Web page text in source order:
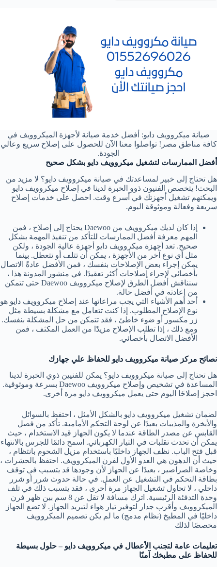
صيانة ميكروويف دايو: أفضل خدمة صيانة لأجهزة الميكروويف في
كافة مناطق مصر! تواصلوا معنا الآن للحصول على إصلاح سريع وعالي
الجودة.
أفضل الممارسات لتشغيل ميكروويف دايو بشكل صحيح
هل تحتاج إلى خبير لمساعدتك في صيانة ميكروويف دايو؟ لا مزيد من
البحث! يتخصص الفنيون ذوو الخبرة لدينا في إصلاح ميكروويف دايو
ويمكنهم تشغيل أجهزتك في أسرع وقت. احصل على خدمات إصلاح
سريعة وفعالة وموثوقة اليوم.
إذا كان لديك ميكروويف من Daewoo يحتاج إلى إصلاح ، فمن
المهم معرفة أفضل الممارسات للتأكد من تنفيذ المهمة بشكل
صحيح. تعد أجهزة ميكروويف دايو أجهزة عالية الجودة ، ولكن
مثل أي نوع آخر من الأجهزة ، يمكن أن تتلف أو تتعطل. بينما
يمكن إجراء بعض الإصلاحات بنفسك ، فمن الأفضل عادةً الاتصال
بأخصائي لإجراء إصلاحات أكثر تعقيدًا. في منشور المدونة هذا ،
سنناقش أفضل الطرق لإصلاح ميكروويف Daewoo حتى تتمكن
من إعادته في أفضل حالة.
أحد أهم الأشياء التي يجب مراعاتها عند إصلاح ميكروويف دايو هو
نوع الإصلاح المطلوب. إذا كنت تتعامل مع مشكلة بسيطة مثل
زر مكسور أو ضوء خاطئ ، فقد تتمكن من حل المشكلة بنفسك.
ومع ذلك ، إذا تطلب الإصلاح مزيدًا من العمل المكثف ، فمن
الأفضل الاتصال بأخصائي.
نصائح مركز صيانة ميكروويف دايو للحفاظ علي جهازك
هل تحتاج إلى صيانة ميكروويف دايو؟ يمكن للفنيين ذوي الخبرة لدينا
المساعدة في تشخيص وإصلاح ميكروويف Daewoo بسرعة وموثوقية.
احجز إصلاحًا اليوم حتى يعمل ميكروويف دايو مرة أخرى.
لضمان تشغيل ميكروويف دايو بالشكل الأمثل ، احتفظ بالسوائل
والأبخرة والمذيبات بعيدًا عن لوحة التحكم الأمامية. تأكد من فصل
القابس عن مصدر الطاقة عندما لا يكون الجهاز قيد الاستخدام ، حيث
يمكن أن تحدث تقلبات في التيار الكهربائي. اسمح دائمًا للجرس بالانتهاء
قبل فتح الباب. نظف الجهاز داخليًا باستخدام مزيل الشحوم بانتظام ،
حيث أن الدهون هي العدو الأول لفرن الميكروويف. احتفظ بالحشرات ،
وخاصة الصراصير ، بعيدًا عن الجهاز لأن وجودها قد يتسبب في توقف
بطاقة التحكم في التشغيل عن العمل. في حالة حدوث شرر أو شرر
داخلي ، لا تحاول تشغيل الجهاز مرة أخرى ، فقد يتسبب ذلك في تلف
وحدة التدفئة الرئيسية. اترك مسافة لا تقل عن 8 سم بين ظهر فرن
الميكروويف وأقرب جدار لتوفير تيار هواء لتبريد الجهاز. لا تضع الجهاز
داخليًا في المطبخ (نظام مدمج) ما لم يكن تصميم الميكروويف
مخصصًا لذلك
تعليمات عامة لتجنب الأعطال في ميكروويف دايو – حلول بسيطة
للحفاظ على مطبخك آمنًا